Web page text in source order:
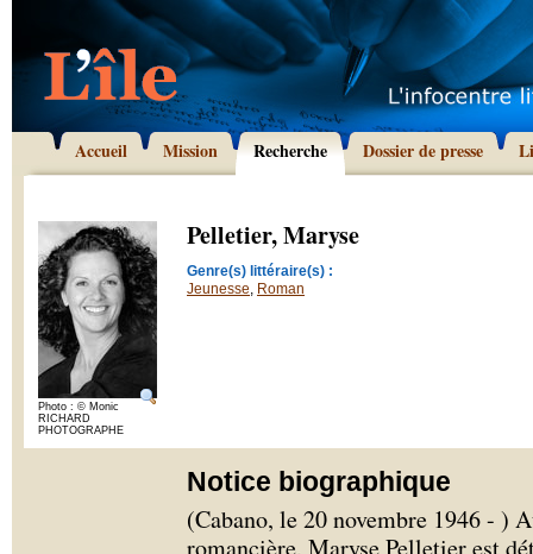
Accueil Mission Recherche Dossier de presse
Photo : © Monic
RICHARD
PHOTOGRAPHE
Pelletier, Maryse
Genre(s) littéraire(s) :
Jeunesse, Roman
Notice biographique
(Cabano, le 20 novembre 1946 - )
romancière, Maryse Pelletier est